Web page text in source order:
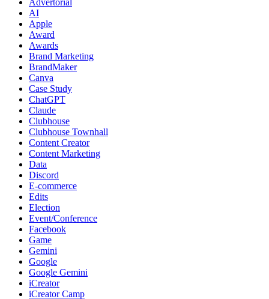
AI
Apple
Award
Awards
Brand Marketing
BrandMaker
Canva
Case Study
ChatGPT
Claude
Clubhouse
Clubhouse Townhall
Content Creator
Content Marketing
Data
Discord
E-commerce
Edits
Election
Event/Conference
Facebook
Game
Gemini
Google
Google Gemini
iCreator
iCreator Camp